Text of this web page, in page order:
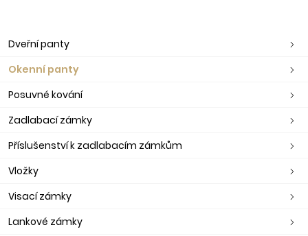
Dveřní panty
Okenní panty
Posuvné kování
Zadlabací zámky
Příslušenství k zadlabacím zámkům
Vložky
Visací zámky
Lankové zámky